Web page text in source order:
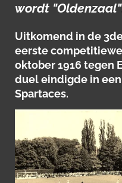
wordt "Oldenzaal"
Uitkomend in de
eerste
oktober 1916 tegen
duel eindigde in
Spartaces.